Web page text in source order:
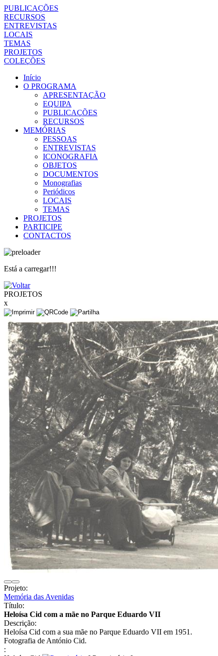
PUBLICAÇÕES
RECURSOS
ENTREVISTAS
LOCAIS
TEMAS
PROJETOS
COLEÇÕES
Início
O PROGRAMA
APRESENTAÇÃO
EQUIPA
PUBLICAÇÕES
RECURSOS
MEMÓRIAS
PESSOAS
ENTREVISTAS
ICONOGRAFIA
OBJETOS
DOCUMENTOS
Monografias
Periódicos
LOCAIS
TEMAS
PROJETOS
PARTICIPE
CONTACTOS
Está a carregar!!!
PROJETOS
x
Projeto:
Memória das Avenidas
Título:
Heloísa Cid com a mãe no Parque Eduardo VII
Descrição:
Heloísa Cid com a sua mãe no Parque Eduardo VII em 1951.
Fotografia de António Cid.
: